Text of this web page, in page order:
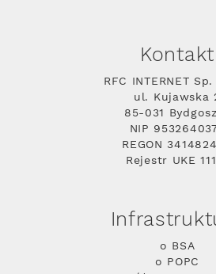
Kontakt
RFC INTERNET
ul. Kujawska
85-031
NIP
REGON
Rejestr UKE
o BSA
o POPC